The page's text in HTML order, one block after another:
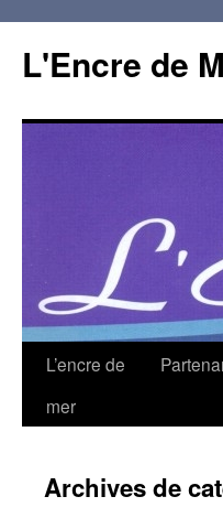
L'Encre de
L’encre de
mer
Archives de